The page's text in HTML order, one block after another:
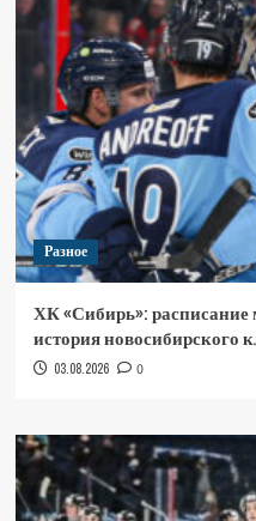
Разное
ХК «Сибирь»: расписание
история новосибирского
03.08.2026 0